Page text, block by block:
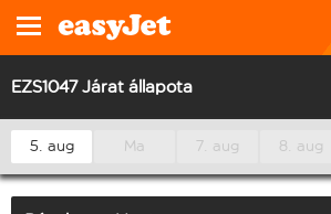
EZS1047 Járat állapota
5. aug Ma 7. aug 8. aug